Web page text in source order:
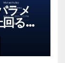
ラメ
る新
をリ